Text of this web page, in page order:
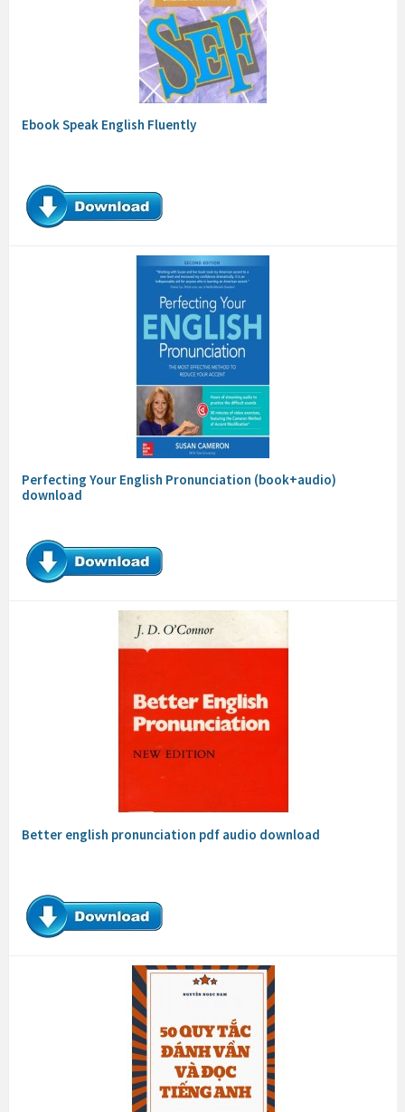
Ebook Speak English Fluently
Perfecting Your English Pronunciation (book+audio)
download
Better english pronunciation pdf audio download